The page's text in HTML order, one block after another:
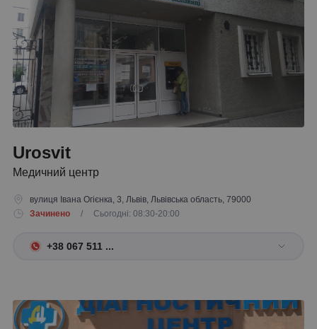
Urosvit
Медичний центр
вулиця Івана Огієнка, 3, Львів, Львівська область, 79000
Зачинено
/ Сьогодні: 08:30-20:00
+38 067 511 ...